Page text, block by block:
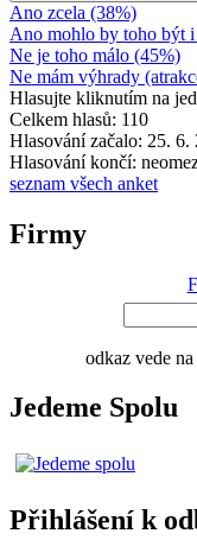
Ano zcela (38%)
Ano mohlo by toho být
Ne je toho málo (45%)
Ne mám výhrady
Hlasujte kliknutím na
Celkem hlasů: 110
Hlasování začalo: 25. 6.
Hlasování končí:
seznam všech anket
Firmy
odkaz vede
Jedeme Spolu
Přihlášení k